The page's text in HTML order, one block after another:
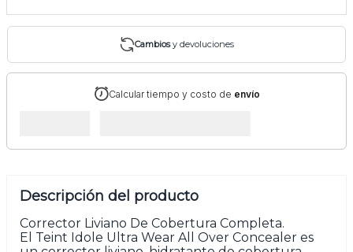
Cambiosy devoluciones
Calcular tiempo y costo de envío
Descripción del producto
Corrector Liviano De Cobertura Completa.
El Teint Idole Ultra Wear All Over Concealer es